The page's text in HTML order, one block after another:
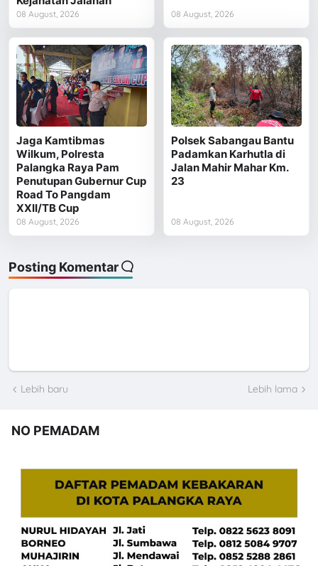
08 August, 2026 08 August, 2026
Jaga Kamtibmas
Wilkum, Polresta
Palangka Raya Pam
Penutupan Gubernur Cup
Road To Pangdam
XXII/TB Cup
08 August, 2026
Polsek Sabangau Bantu
Padamkan Karhutla di
Jalan Mahir Mahar Km.
23
08 August, 2026
Posting Komentar
Lebih baru Lebih lama
NO PEMADAM